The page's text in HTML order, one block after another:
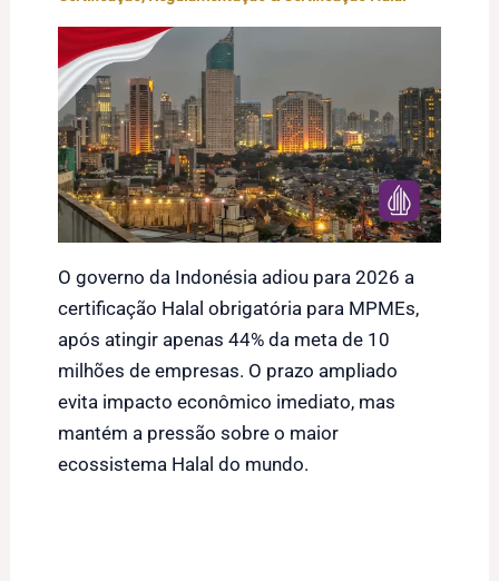
O governo da Indonésia adiou para 2026 a
certificação Halal obrigatória para MPMEs,
após atingir apenas 44% da meta de 10
milhões de empresas. O prazo ampliado
evita impacto econômico imediato, mas
mantém a pressão sobre o maior
ecossistema Halal do mundo.